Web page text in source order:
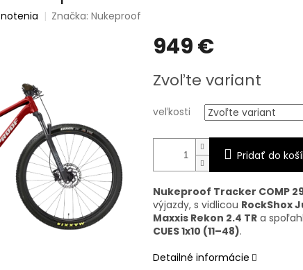
Značka:Nukeproof
949 €
cena:
Zvoľte variant
veľkosti
Pridať do
Nukeproof Tracker COMP
výjazdy, s vidlicou RockShox
Maxxis Rekon 2.4 TRa
CUES 1x10 (11–48).
Detailné informácie